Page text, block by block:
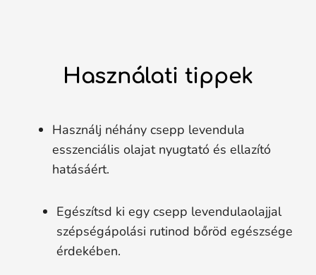
Használati tippek
Használj néhány csepp levendula
esszenciális olajat nyugtató és ellazító
hatásáért.
Egészítsd ki egy csepp levendulaolajjal
szépségápolási rutinod bőröd egészsége
érdekében.